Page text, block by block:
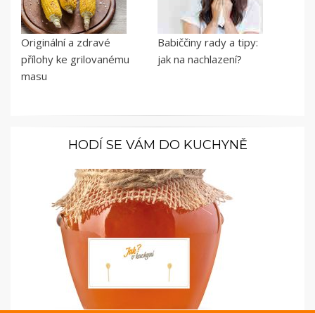
Originální a zdravé
přílohy ke grilovanému
masu
Babiččiny rady a tipy:
jak na nachlazení?
HODÍ SE VÁM DO KUCHYNĚ